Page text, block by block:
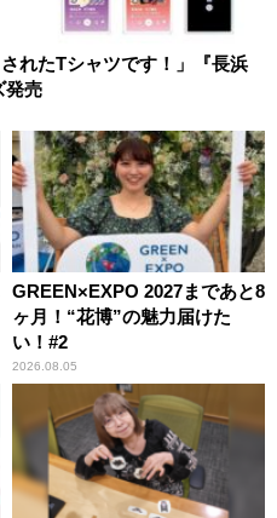
れたTシャツです！」『長浜
発売
GREEN×EXPO 2027まであと8
ヶ月！“花博”の魅力届けた
い！#2
2026.08.05